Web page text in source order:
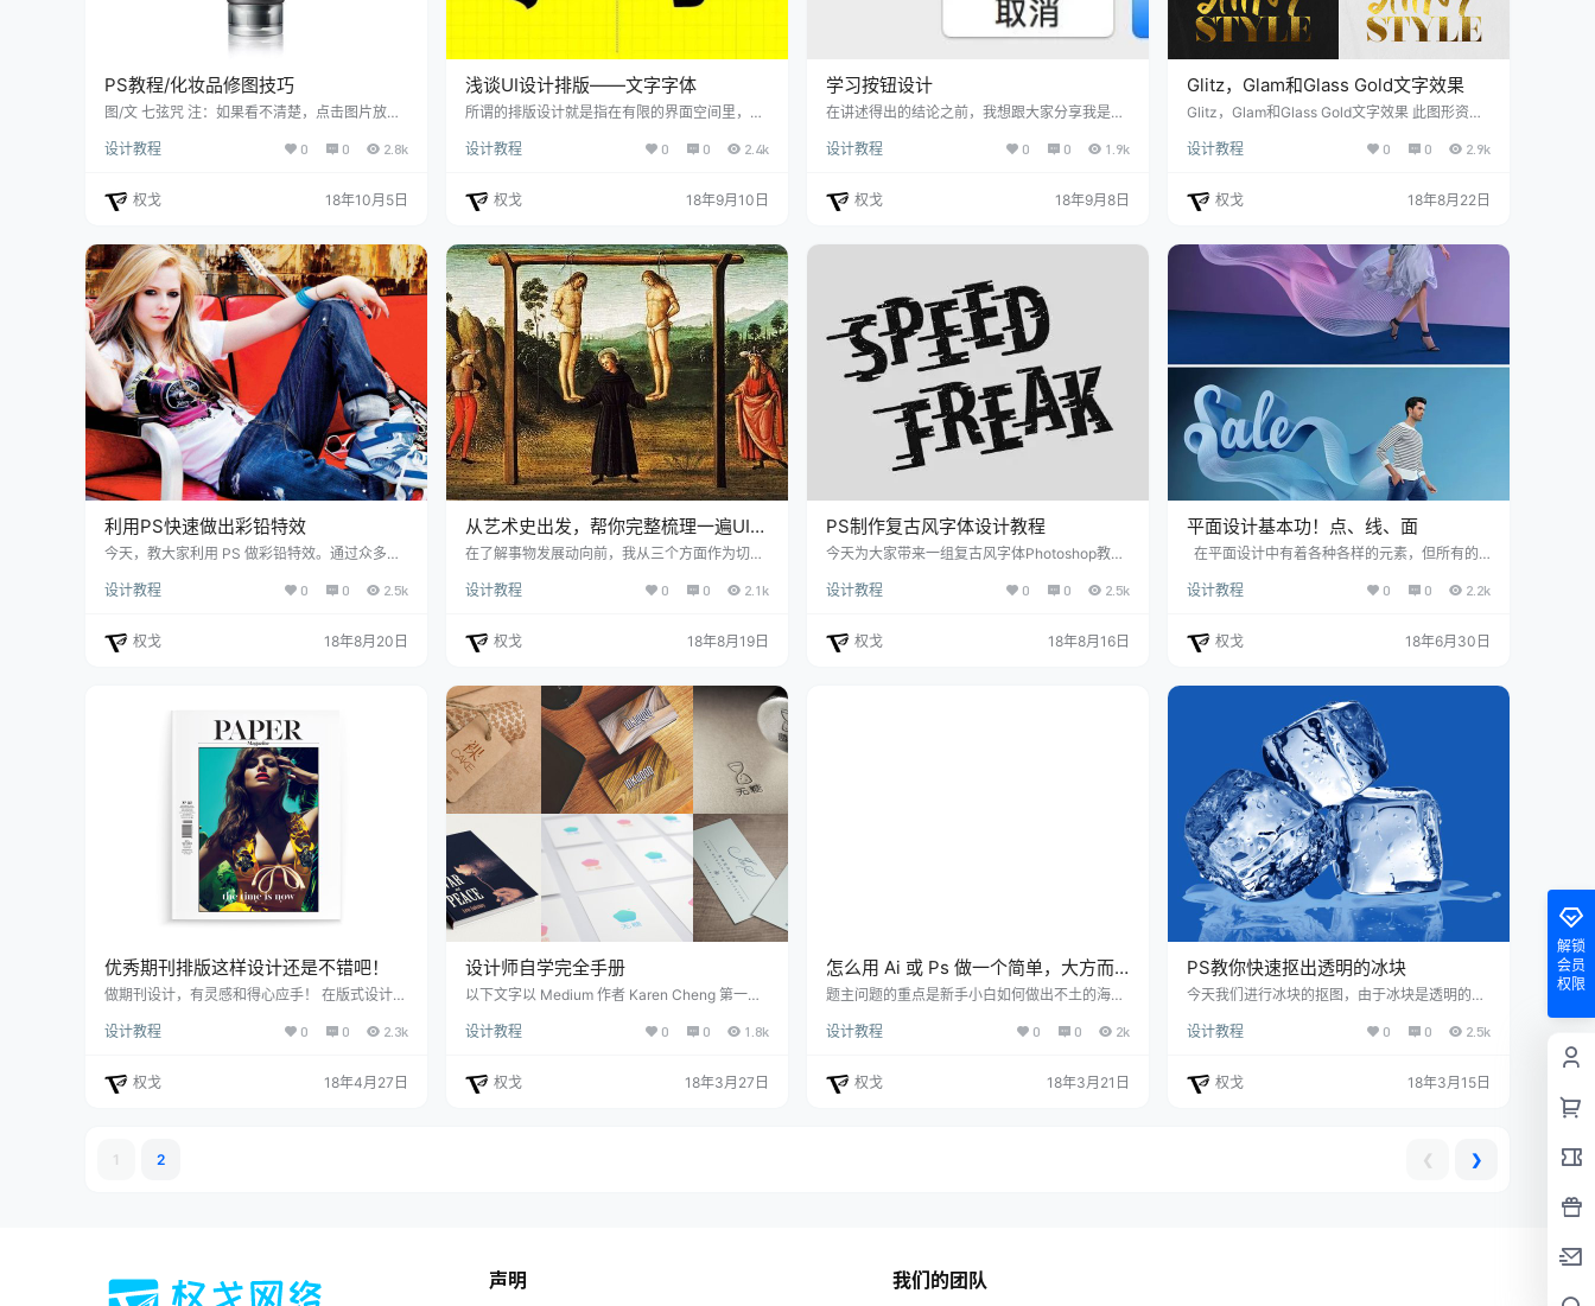
PS教程/化妆品修图技巧
图/文 七弦咒 注：如果看不清楚，点击图片放大
om/s/1cU6JtDY2efgaR-WiNaatmQ
设计教程 0 0 2.8k
权戈 18年10月5日
浅谈UI设计排版——文字字体
所谓的排版设计就是指在有限的界面空间里，将
块等诸多因素，进行提炼、归纳、总结。最终根
适合位置，让用户更舒服、更方便的去进行阅读
行为。 成也在字，败也在字，字体可以成就好的
母体系分为Serif（有衬线字体）以及Sans Serif
（无衬线字体）。无衬线字体没有过多字母结构
笔…
设计教程 0 0 2.4k
权戈 18年9月10日
学习按钮设计
在讲述得出的结论之前，我想跟大家分享我是怎
骤：
设计教程 0 0 1.9k
权戈 18年9月8日
Glitz，Glam和Glass Gold文字效果
Glitz，Glam和Glass Gold文字效果 此图形资源
风格。您可以在简单的文本，形状和矢量徽标上
能对象即可。创建一个伟大的海报或传单，Face
book封面，杂志标题或网站横幅，并给他们金色
0纹理 2000X1500 PX 颜色RGB 300 DPI …
设计教程 0 0 2.9k
权戈 18年8月22日
利用PS快速做出彩铅特效
今天，教大家利用 PS 做彩铅特效。通过众多教
Avril Lavigne 作为今天的素材。 1.在Photoshop
得到图层1 2.对图层1进行去色处理，转到 图像－
调整－去色（Ctrl+Shift+U）此时图层1变成黑
设计教程 0 0 2.5k
权戈 18年8月20日
从艺术史出发，帮你完整梳理一遍UI设
计趋势
在了解事物发展动向前，我从三个方面作为切入
律，对现在 UI 发展的分析找到不足 ，从而预判
事，所以这次趋势浅析仅为个人一家之言，分析
表皮浅薄，各位看官权当茶余饭后故事看吧。 我
表示一种向尚不明确的或只是模糊地制定的遥远
的目标持续发展的总的运动。今天跟大家要聊的
就是 UI设计发…
设计教程 0 0 2.1k
权戈 18年8月19日
PS制作复古风字体设计教程
今天为大家带来一组复古风字体Photoshop教
的同学可以练习一下，10来分钟就能完成哦，下
新建文件，并输入「SPEED FREAK」文字，然
后选择接近下图的字体，字体特征：瘦（窄）、
设计教程 0 0 2.5k
权戈 18年8月16日
平面设计基本功！点、线、面
在平面设计中有着各种各样的元素，但所有的
的相互结合与相互转换之间就构成了形形色色的
叉形成点，点可以通过运动形成线。点最重要的
功能就是表明位置和进行聚集。点是最基本和最
个以上的非线元素同时出现在一个图中，我们都
可以将其视为点。这么说来…
设计教程 0 0 2.2k
权戈 18年6月30日
优秀期刊排版这样设计还是不错吧！
做期刊设计，有灵感和得心应手！ 在版式设计中
对色彩、字体的反应，也能轻易地推算出货架上
排好的，但回到最原点，好的版式设计设计必定
带有感性的成份，然而事实上人类的感性思维是
出，人们更会记得那些…
设计教程 0 0 2.3k
权戈 18年4月27日
设计师自学完全手册
以下文字以 Medium 作者 Karen Cheng 第一人
份设计师的工作。我想换工作，成为一位设计
课，所以我决定自修。起初，我相当怀疑一个人
到底能不能靠著自修来找到相关的工作。 答案
设计教程 0 0 1.8k
权戈 18年3月27日
怎么用 Ai 或 Ps 做一个简单，大方而
不土的海报设计？
题主问题的重点是新手小白如何做出不土的海
将这个问题分两个部分来解答。 一、海报设计技
将海报中的素材重复排列，能让画面不显得单
调，同时通过大小层级的对比差别和错落有致的
设计教程 0 0 2k
权戈 18年3月21日
PS教你快速抠出透明的冰块
今天我们进行冰块的抠图，由于冰块是透明的物
法比较简单，适合初学者练习。 下面我们先来看
冰块图片。 2、转到图层面板，按Ctrl + J 把背
景图层复制一层，按Ctrl + Shift + U 去色，得到
设计教程 0 0 2.5k
权戈 18年3月15日
1 2 ❮ ❯
解锁
会员
权限
声明 我们的团队